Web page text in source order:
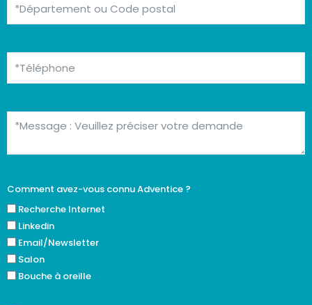
Comment avez-vous connu Adventice ?
Recherche Internet
Linkedin
Email/Newsletter
Salon
Bouche à oreille